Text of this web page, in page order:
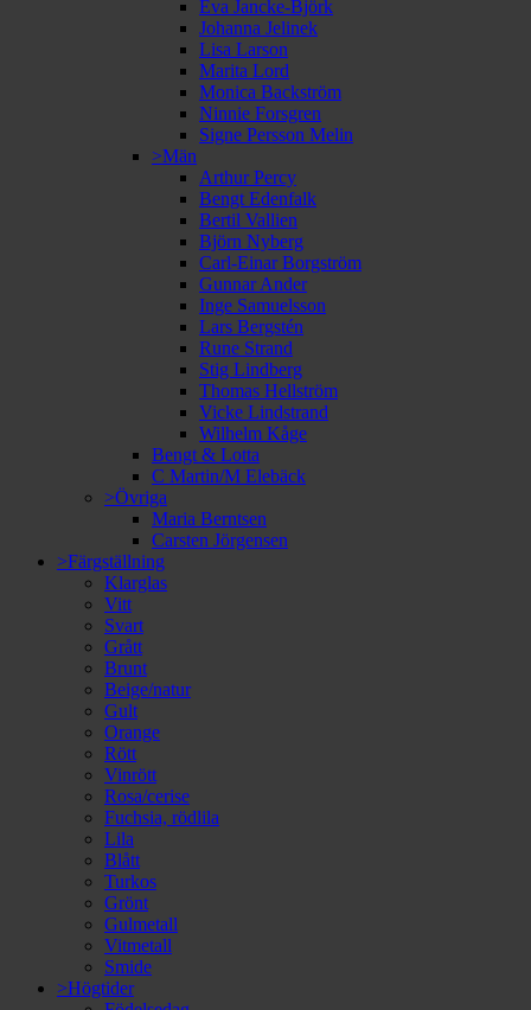
Eva Jancke-Björk
Johanna Jelinek
Lisa Larson
Marita Lord
Monica Backström
Ninnie Forsgren
Signe Persson Melin
>Män
Arthur Percy
Bengt Edenfalk
Bertil Vallien
Björn Nyberg
Carl-Einar Borgström
Gunnar Ander
Inge Samuelsson
Lars Bergstén
Rune Strand
Stig Lindberg
Thomas Hellström
Vicke Lindstrand
Wilhelm Kåge
Bengt & Lotta
C Martin/M Elebäck
>Övriga
Maria Berntsen
Carsten Jörgensen
>Färgställning
Klarglas
Vitt
Svart
Grått
Brunt
Beige/natur
Gult
Orange
Rött
Vinrött
Rosa/cerise
Fuchsia, rödlila
Lila
Blått
Turkos
Grönt
Gulmetall
Vitmetall
Smide
>Högtider